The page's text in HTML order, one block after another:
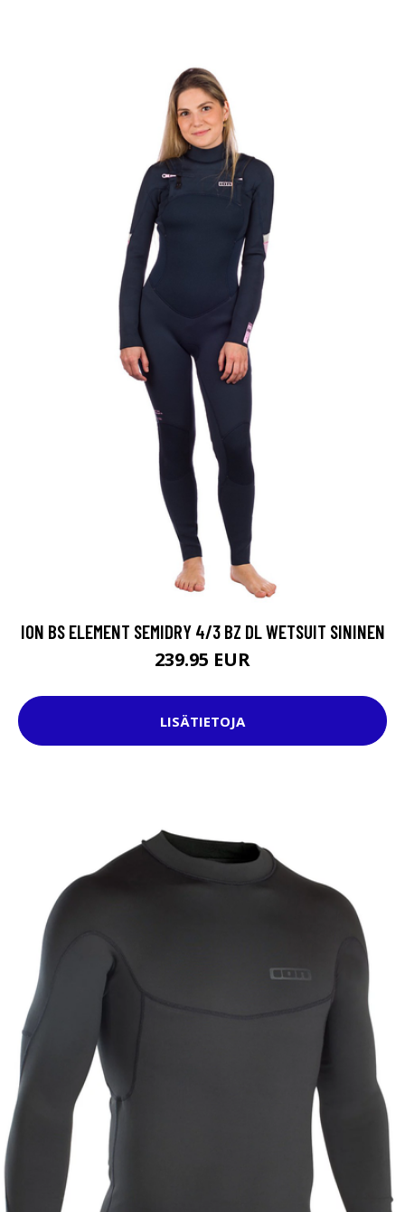
ION BS ELEMENT SEMIDRY 4/3 BZ DL WETSUIT SININEN
239.95 EUR
LISÄTIETOJA